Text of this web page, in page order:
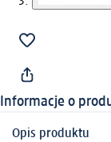
Informacje o
Opis produktu